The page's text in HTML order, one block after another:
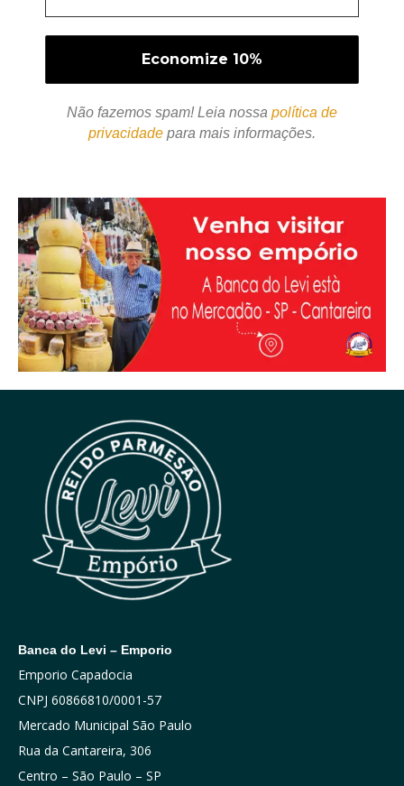
Não fazemos spam! Leia nossa política de
privacidade para mais informações.
Banca do Levi – Emporio
Emporio Capadocia
CNPJ 60866810/0001-57
Mercado Municipal São Paulo
Rua da Cantareira, 306
Centro – São Paulo – SP